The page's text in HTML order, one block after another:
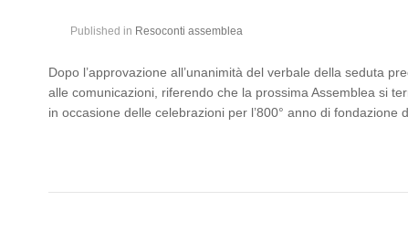
Published in Resoconti assemblea
Dopo l’approvazione all’unanimità del verbale della seduta
alle comunicazioni, riferendo che la prossima Assemblea si
in occasione delle celebrazioni per l’800° anno di fondazione